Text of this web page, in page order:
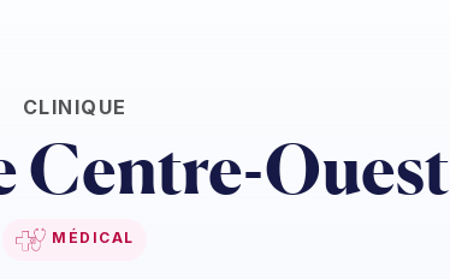
CLINIQUE
Centre-Ouest
MÉDICAL